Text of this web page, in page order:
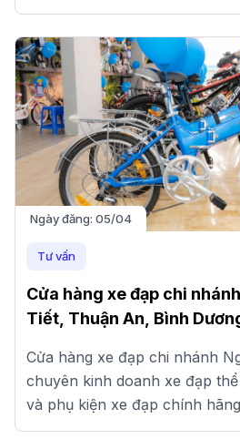
Xem ngay tại đây!
Ngày đăng: 05/04
Tư vấn
Cửa hàng xe đạp chi
Tiết, Thuận An, Bình
Cửa hàng xe đạp chi nhánh
chuyên kinh doanh xe đạp
và phụ kiện xe đạp chính
hành và giá tốt.